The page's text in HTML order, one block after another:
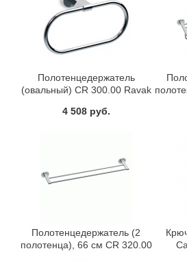
Полотенцедержатель
(овальный) CR 300.00 Ravak
4 508 руб.
Полотенцедержатель (2
полотенца), 66 см CR 320.00